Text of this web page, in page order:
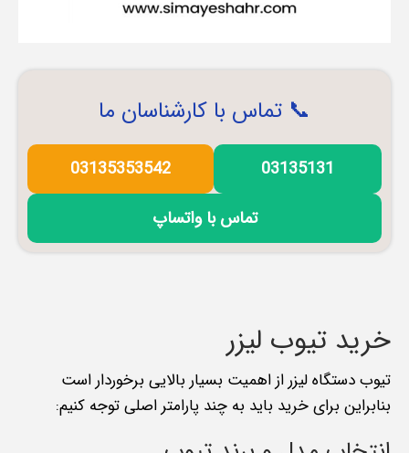
📞 تماس با کارشناسان ما
03135131
03135353542
تماس با واتساپ
خرید تیوب لیزر
تیوب دستگاه لیزر از اهمیت بسیار بالایی برخوردار است
بنابراین برای خرید باید به چند پارامتر اصلی توجه کنیم: